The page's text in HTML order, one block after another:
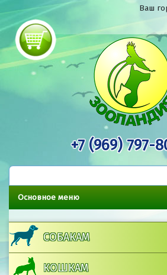
Ваш
+7 (969) 797-
Основное меню
СОБАКАМ
КОШКАМ